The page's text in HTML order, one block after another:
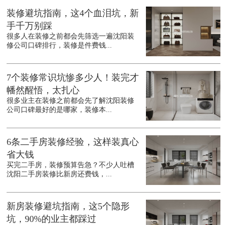
装修避坑指南，这4个血泪坑，新
手千万别踩
很多人在装修之前都会先筛选一遍沈阳装
修公司口碑排行，装修是件费钱...
7个装修常识坑惨多少人！装完才
幡然醒悟，太扎心
很多业主在装修之前都会先了解沈阳装修
公司口碑最好的是哪家，装修本...
6条二手房装修经验，这样装真心
省大钱
买完二手房，装修预算告急？不少人吐槽
沈阳二手房装修比新房还费钱，...
新房装修避坑指南，这5个隐形
坑，90%的业主都踩过